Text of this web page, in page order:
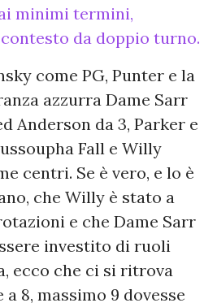
minimi termini,
da doppio turno.
come PG, Punter e la
azzurra Dame Sarr
Anderson da 3, Parker e
Fall e Willy
centri. Se è vero, e lo è
che Willy è stato a
e che Dame Sarr
investito di ruoli
ecco che ci si ritrova
8, massimo 9 dovesse